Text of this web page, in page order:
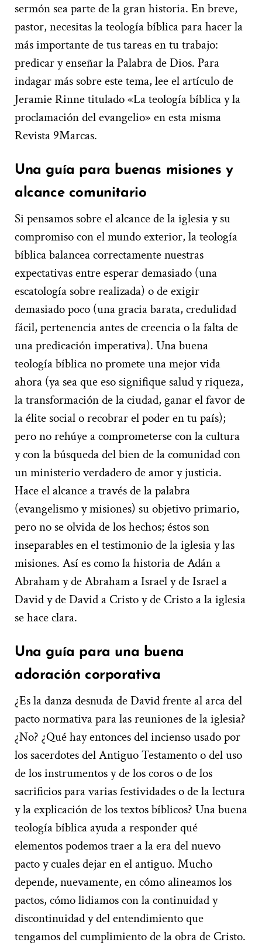
sermón sea parte de la gran historia. En breve,
pastor, necesitas la teología bíblica para hacer la
más importante de tus tareas en tu trabajo:
predicar y enseñar la Palabra de Dios. Para
indagar más sobre este tema, lee el artículo de
Jeramie Rinne titulado «La teología bíblica y la
proclamación del evangelio» en esta misma
Revista 9Marcas.
Una guía para buenas misiones y
alcance comunitario
Si pensamos sobre el alcance de la iglesia y su
compromiso con el mundo exterior, la teología
bíblica balancea correctamente nuestras
expectativas entre esperar demasiado (una
escatología sobre realizada) o de exigir
demasiado poco (una gracia barata, credulidad
fácil, pertenencia antes de creencia o la falta de
una predicación imperativa). Una buena
teología bíblica no promete una mejor vida
ahora (ya sea que eso signifique salud y riqueza,
la transformación de la ciudad, ganar el favor de
la élite social o recobrar el poder en tu país);
pero no rehúye a comprometerse con la cultura
y con la búsqueda del bien de la comunidad con
un ministerio verdadero de amor y justicia.
Hace el alcance a través de la palabra
(evangelismo y misiones) su objetivo primario,
pero no se olvida de los hechos; éstos son
inseparables en el testimonio de la iglesia y las
misiones. Así es como la historia de Adán a
Abraham y de Abraham a Israel y de Israel a
David y de David a Cristo y de Cristo a la iglesia
se hace clara.
Una guía para una buena
adoración corporativa
¿Es la danza desnuda de David frente al arca del
pacto normativa para las reuniones de la iglesia?
¿No? ¿Qué hay entonces del incienso usado por
los sacerdotes del Antiguo Testamento o del uso
de los instrumentos y de los coros o de los
sacrificios para varias festividades o de la lectura
y la explicación de los textos bíblicos? Una buena
teología bíblica ayuda a responder qué
elementos podemos traer a la era del nuevo
pacto y cuales dejar en el antiguo. Mucho
depende, nuevamente, en cómo alineamos los
pactos, cómo lidiamos con la continuidad y
discontinuidad y del entendimiento que
tengamos del cumplimiento de la obra de Cristo.